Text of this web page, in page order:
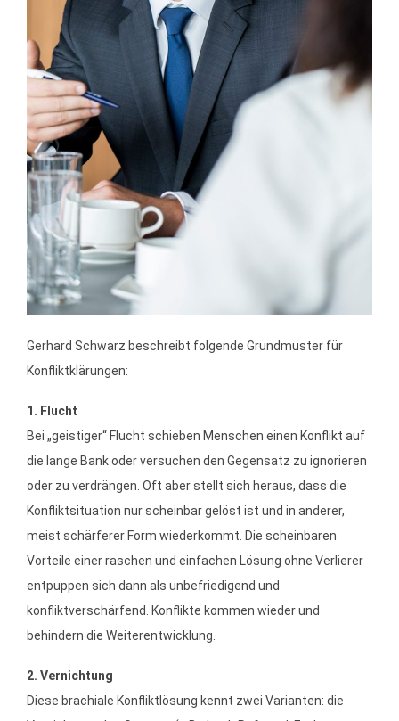
Gerhard Schwarz beschreibt folgende Grundmuster für
Konfliktklärungen:
1. Flucht
Bei „geistiger“ Flucht schieben Menschen einen Konflikt auf
die lange Bank oder versuchen den Gegensatz zu ignorieren
oder zu verdrängen. Oft aber stellt sich heraus, dass die
Konfliktsituation nur scheinbar gelöst ist und in anderer,
meist schärferer Form wiederkommt. Die scheinbaren
Vorteile einer raschen und einfachen Lösung ohne Verlierer
entpuppen sich dann als unbefriedigend und
konfliktverschärfend. Konflikte kommen wieder und
behindern die Weiterentwicklung.
2. Vernichtung
Diese brachiale Konfliktlösung kennt zwei Varianten: die